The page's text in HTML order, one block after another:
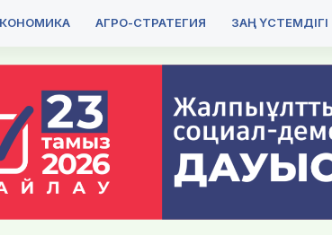
АГРО-СТРАТЕГИЯ ЗАҢ ҮСТЕМДІГІ